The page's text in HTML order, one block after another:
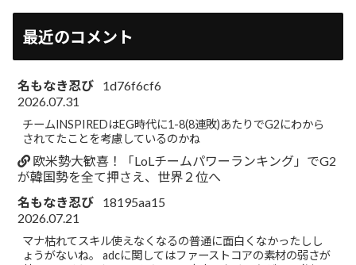
最近のコメント
名もなき忍び
1d76f6cf6
2026.07.31
チームINSPIREDはEG時代に1-8(8連敗)あたりでG2にわから
されてたことを考慮しているのかね
欧米勢大歓喜！「LoLチームパワーランキング」でG2
が韓国勢を全て押さえ、世界２位へ
名もなき忍び
18195aa15
2026.07.21
マナ枯れてスキル使えなくなるの普通に面白くなかったしし
ょうがないね。 adcに関してはファーストコアの素材の弱さが